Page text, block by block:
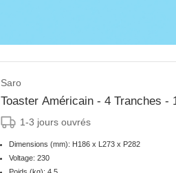
Saro
Toaster Américain - 4 Tranches -
1-3 jours ouvrés
Dimensions (mm): H186 x L273 x P282
Voltage: 230